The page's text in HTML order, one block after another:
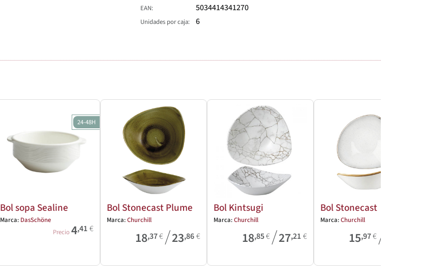
EAN 5034414341270
Unidades por caja 6
24-48H
Bol sopa Sealine
Marca: DasSchöne
Precio4,41€
Bol Stonecast Plume
Marca:Churchill
18,37€/23,86€
Bol Kintsugi
Marca:Churchill
18,85€/27,21€
Bol Stonecast
Marca:Churchill
15,97€/